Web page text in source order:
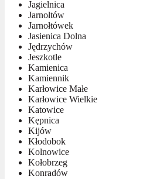
Jagielnica
Jarnołtów
Jarnołtówek
Jasienica Dolna
Jędrzychów
Jeszkotle
Kamienica
Kamiennik
Karłowice Małe
Karłowice Wielkie
Katowice
Kępnica
Kijów
Kłodobok
Kolnowice
Kołobrzeg
Konradów